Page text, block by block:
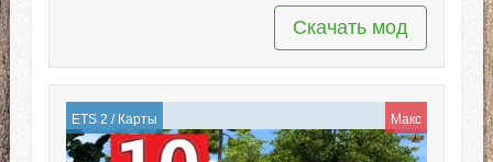
Скачать мод
ETS 2 / Карты Макс